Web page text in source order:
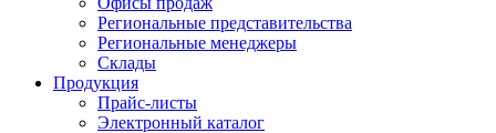
Региональные представительства
Региональные менеджеры
Склады
Продукция
Прайс-листы
Электронный каталог